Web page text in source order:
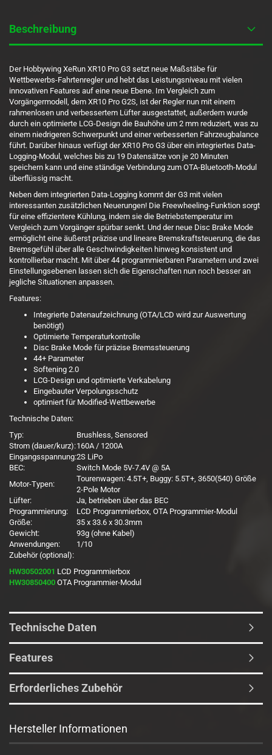
Beschreibung
Der Hobbywing XeRun XR10 Pro G3 setzt neue Maßstäbe für
Wettbewerbs-Fahrtenregler und hebt das Leistungsniveau mit vielen
innovativen Features auf eine neue Ebene. Im Vergleich zum
Vorgängermodell, dem XR10 Pro G2S, ist der Regler nun mit einem
rahmenlosen und verbessertem Lüfter ausgestattet, außerdem wurde
durch ein optimierte LCG-Design die Bauhöhe um 2 mm reduziert, was zu
einem niedrigeren Schwerpunkt und einer verbesserten Fahrzeugbalance
führt. Darüber hinaus verfügt der XR10 Pro G3 über ein integriertes Data-
Logging-Modul, welches bis zu 19 Datensätze von je 20 Minuten
speichern kann und eine ständige Verbindung zum OTA-Bluetooth-Modul
überflüssig macht.
Neben dem integrierten Data-Logging kommt der G3 mit vielen
interessanten zusätzlichen Neuerungen! Die Freewheeling-Funktion sorgt
für eine effizientere Kühlung, indem sie die Betriebstemperatur im
Vergleich zum Vorgänger spürbar senkt. Und der neue Disc Brake Mode
ermöglicht eine äußerst präzise und lineare Bremskraftsteuerung, die das
Bremsgefühl über alle Geschwindigkeiten hinweg konsistent und
kontrollierbar macht. Mit über 44 programmierbaren Parametern und zwei
Einstellungsebenen lassen sich die Eigenschaften nun noch besser an
jegliche Situationen anpassen.
Features:
Integrierte Datenaufzeichnung (OTA/LCD wird zur Auswertung
benötigt)
Optimierte Temperaturkontrolle
Disc Brake Mode für präzise Bremssteuerung
44+ Parameter
Softening 2.0
LCG-Design und optimierte Verkabelung
Eingebauter Verpolungsschutz
optimiert für Modified-Wettbewerbe
Technische Daten:
Typ:
Brushless, Sensored
Strom (dauer/kurz):160A / 1200A
Eingangsspannung:2S LiPo
BEC:
Switch Mode 5V-7.4V @ 5A
Motor-Typen:
Tourenwagen: 4.5T+, Buggy: 5.5T+, 3650(540) Größe
2-Pole Motor
Lüfter:
Ja, betrieben über das BEC
Programmierung:
LCD Programmierbox, OTA Programmier-Modul
Größe:
35 x 33.6 x 30.3mm
Gewicht:
93g (ohne Kabel)
Anwendungen:
1/10
Zubehör (optional):
HW30502001 LCD Programmierbox
HW30850400 OTA Programmier-Modul
Technische Daten
Features
Erforderliches Zubehör
Hersteller Informationen